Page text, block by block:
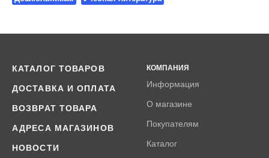
КАТАЛОГ ТОВАРОВ
ДОСТАВКА И ОПЛАТА
ВОЗВРАТ ТОВАРА
АДРЕСА МАГАЗИНОВ
НОВОСТИ
КОМПАНИЯ
Информация
О магазине
Покупателям
Каталог